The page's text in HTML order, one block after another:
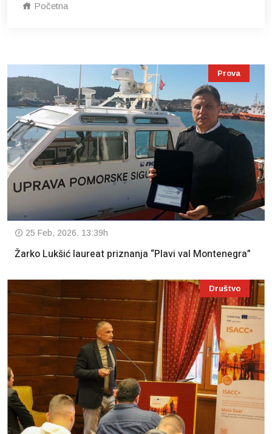
Početna
Prova
25 Feb, 2026. 13:39h
Žarko Lukšić laureat priznanja “Plavi val Montenegra”
Društvo